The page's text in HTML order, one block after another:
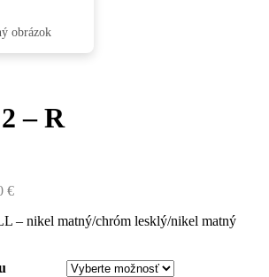
– R
€
– nikel matný/chróm lesklý/nikel matný